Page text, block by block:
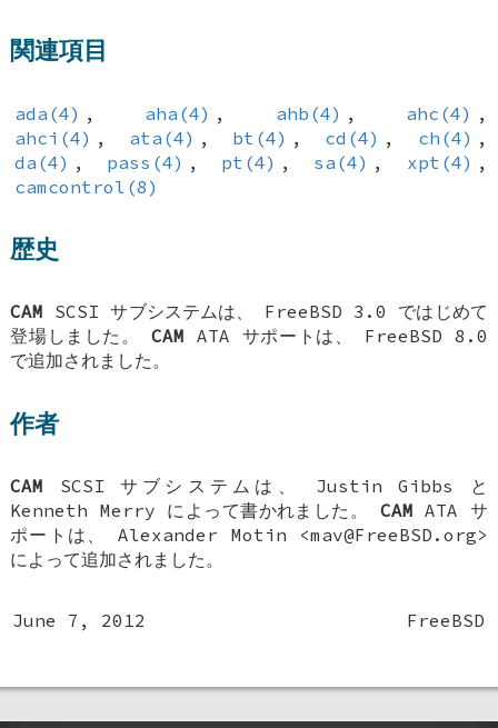
関連項目
ada(4) , aha(4) , ahb(4) , ahc(4) ,
ahci(4) , ata(4) , bt(4) , cd(4) , ch(4) ,
da(4) , pass(4) , pt(4) , sa(4) , xpt(4) ,
camcontrol(8)
歴史
CAM SCSI サブシステムは、 FreeBSD 3.0
ではじめて
登場しました。CAM ATA サポートは、 FreeBSD 8.0
で追加されました。
作者
CAM SCSI サブシステムは、 Justin Gibbs
と
Kenneth Merry によって書かれました。 CAM ATA サ
ポートは、Alexander Motin <mav@FreeBSD.org>
によって追加されました。
June 7, 2012 FreeBSD